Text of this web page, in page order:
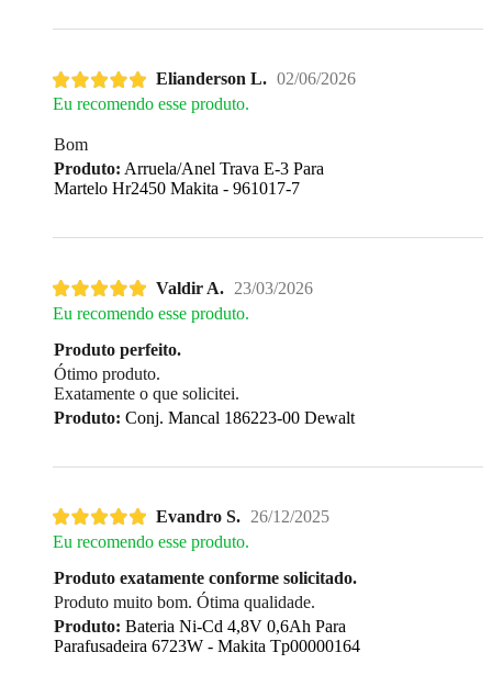
Elianderson L. 02/06/2026
Eu recomendo esse produto.
Bom
Produto: Arruela/Anel Trava E-3 Para
Martelo Hr2450 Makita - 961017-7
Valdir A. 23/03/2026
Eu recomendo esse produto.
Produto perfeito.
Ótimo produto.
Exatamente o que solicitei.
Produto: Conj. Mancal 186223-00 Dewalt
Evandro S. 26/12/2025
Eu recomendo esse produto.
Produto exatamente conforme solicitado.
Produto muito bom. Ótima qualidade.
Produto: Bateria Ni-Cd 4,8V 0,6Ah Para
Parafusadeira 6723W - Makita Tp00000164